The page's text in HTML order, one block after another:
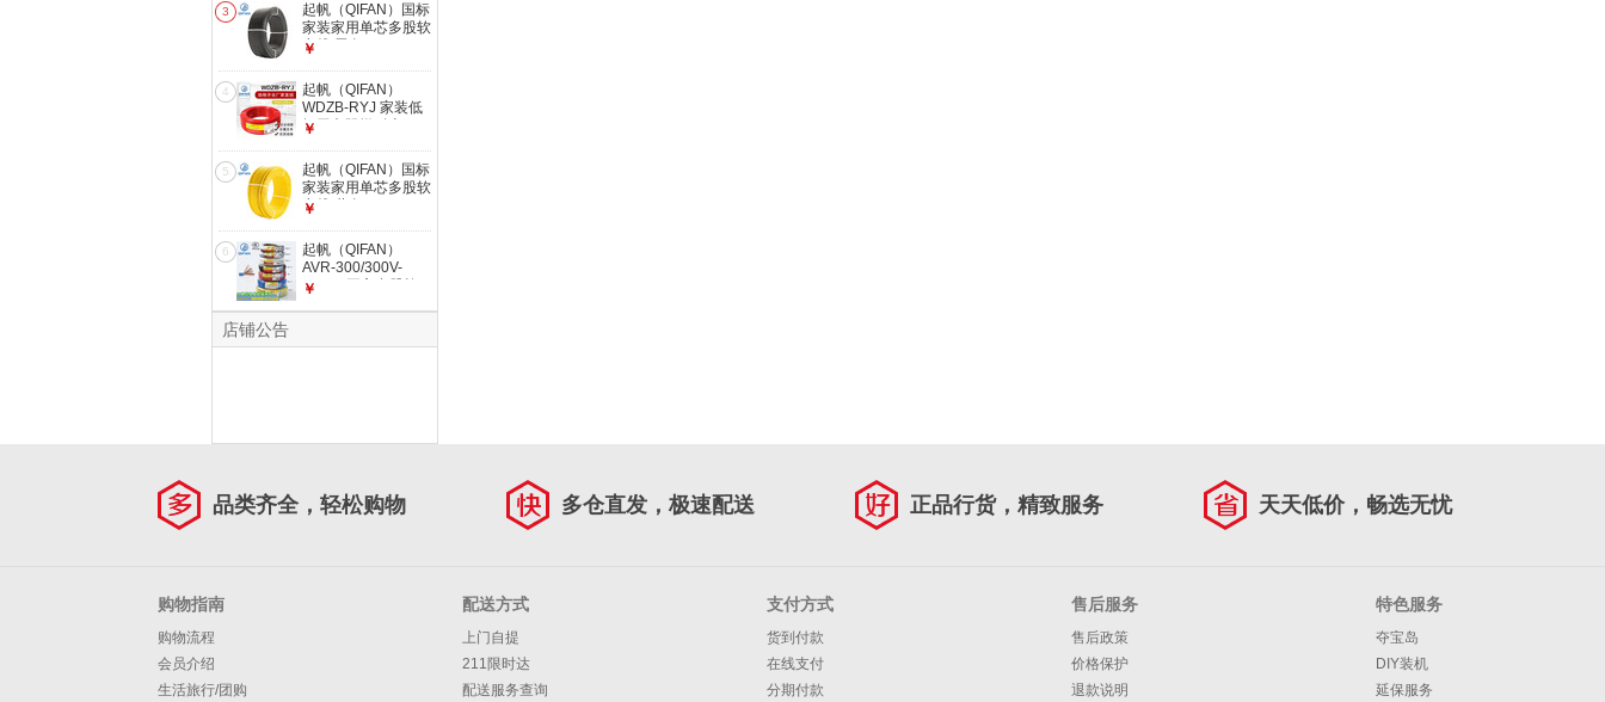
3
起帆（QIFAN）国标
家装家用单芯多股软
电线 黑色 RV 0.75m
￥
4
起帆（QIFAN）
WDZB-RYJ 家装低
烟无卤阻燃耐火
米 白色 WDZB-RYJ-
1*0.75
￥
5
起帆（QIFAN）国标
家装家用单芯多股软
电线 黄色 RV 0.75m
￥
6
起帆（QIFAN）
AVR-300/300V-
0.3/0.4平方多股软
￥
店铺公告
品类齐全，轻松购物 多仓直发，极速配送 正品行货，精致服务 天天低价，畅选无忧
购物指南
购物流程
会员介绍
生活旅行/团购
配送方式
上门自提
211限时达
配送服务查询
支付方式
货到付款
在线支付
分期付款
售后服务
售后政策
价格保护
退款说明
特色服务
夺宝岛
DIY装机
延保服务